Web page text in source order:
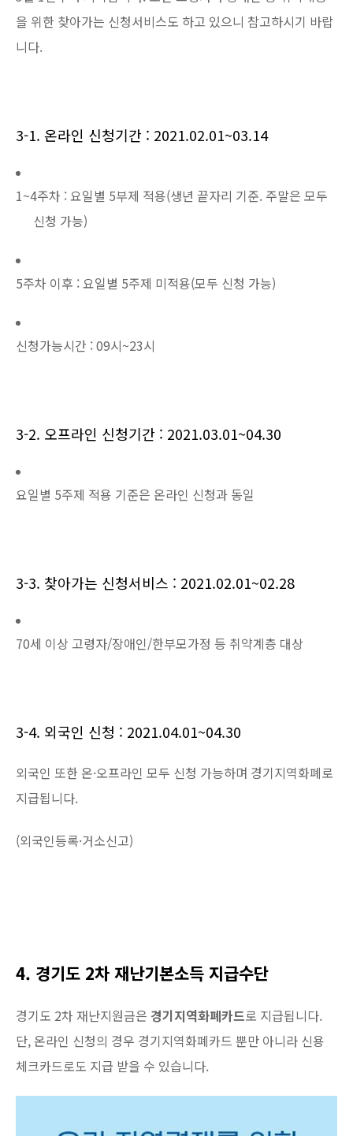
을 위한 찾아가는 신청서비스도 하고 있으니 참고하시기 바랍
니다.
3-1. 온라인 신청기간 : 2021.02.01~03.14
1~4주차 : 요일별 5부제 적용(생년 끝자리 기준. 주말은 모두
신청 가능)
5주차 이후 : 요일별 5주제 미적용(모두 신청 가능)
신청가능시간 : 09시~23시
3-2. 오프라인 신청기간 : 2021.03.01~04.30
요일별 5주제 적용 기준은 온라인 신청과 동일
3-3. 찾아가는 신청서비스 : 2021.02.01~02.28
70세 이상 고령자/장애인/한부모가정 등 취약계층 대상
3-4. 외국인 신청 : 2021.04.01~04.30
외국인 또한 온·오프라인 모두 신청 가능하며 경기지역화폐로
지급됩니다.
(외국인등록·거소신고)
4. 경기도 2차 재난기본소득 지급수단
경기도 2차 재난지원금은 경기지역화폐카드로 지급됩니다.
단, 온라인 신청의 경우 경기지역화폐카드 뿐만 아니라 신용
체크카드로도 지급 받을 수 있습니다.